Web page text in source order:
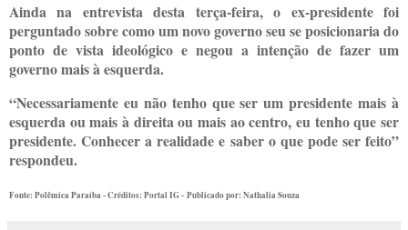
Ainda na entrevista desta terça-feira, o ex-presidente foi
perguntado sobre como um novo governo seu se posicionaria do
ponto de vista ideológico e negou a intenção de fazer um
governo mais à esquerda.
“Necessariamente eu não tenho que ser um presidente mais à
esquerda ou mais à direita ou mais ao centro, eu tenho que ser
presidente. Conhecer a realidade e saber o que pode ser feito”
respondeu.
Fonte: Polêmica Paraíba - Créditos: Portal IG - Publicado por: Nathalia Souza